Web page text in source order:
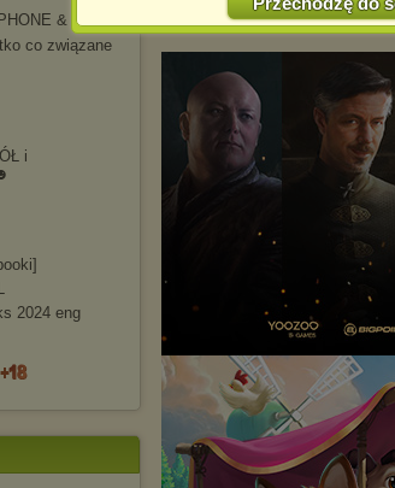
Jednocześnie informujemy że zmiana
spowodować ograniczenie korzystania
W przypadku braku twojej zgody na
prosimy o opuszczenie serwisu
Wykorzystanie plików cookies
(dostosowanie reklam do Twoich
marketingowych).
Wyrażenie sprzeciwu spowoduje, że
będzie dopasowana do Twoich
Istnieje możliwość zmiany ustawień
sposób uniemożliwiający
urządzeniu końcowym. Można
dokonując odpowiednich zmian w
Pełną informację na ten temat
http://chomikuj.pl/
& FB
co związane
i
ooki]
2024 eng